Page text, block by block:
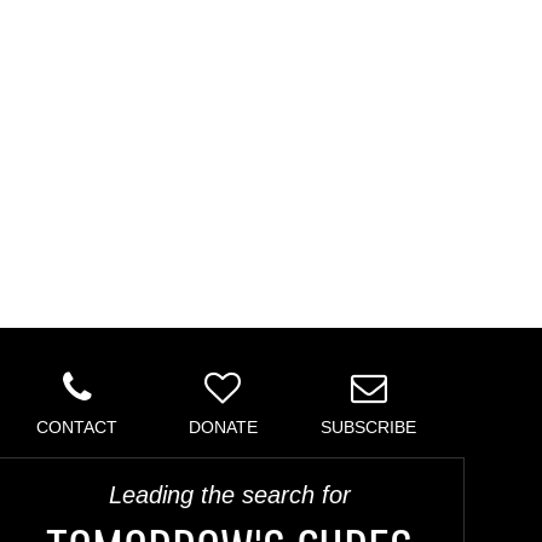
CONTACT DONATE SUBSCRIBE
Leading the search for